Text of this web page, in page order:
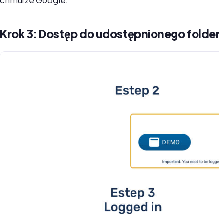
Krok 3: Dostęp do udostępnionego